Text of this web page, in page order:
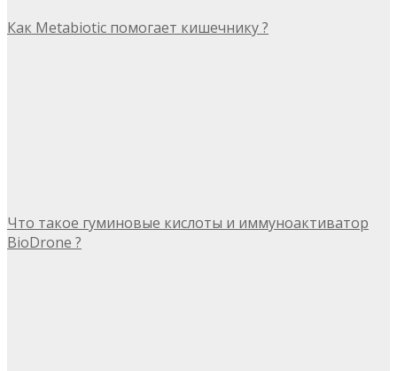
Как Metabiotic помогает кишечнику ?
Что такое гуминовые кислоты и иммуноактиватор
BioDrone ?